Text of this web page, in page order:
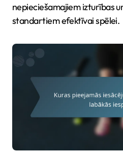
nepieciešamajiem izturības
standartiem efektīvai spēlei.